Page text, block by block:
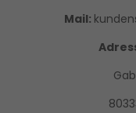
Mail: